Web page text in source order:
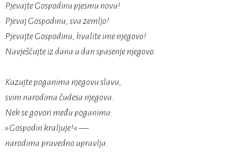
Pjevajte Gospodinu pjesmu novu!
Pjevaj Gospodinu, sva zemljo!
Pjevajte Gospodinu, hvalite ime njegovo!
Navješćujte iz dana u dan spasenje njegovo.
Kazujte poganima njegovu slavu,
svim narodima čudesa njegova.
Nek se govori među poganima:
»Gospodin kraljuje!« —
narodima pravedno upravlja.